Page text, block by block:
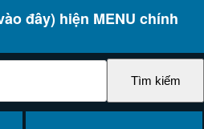
đây) hiện MENU chính